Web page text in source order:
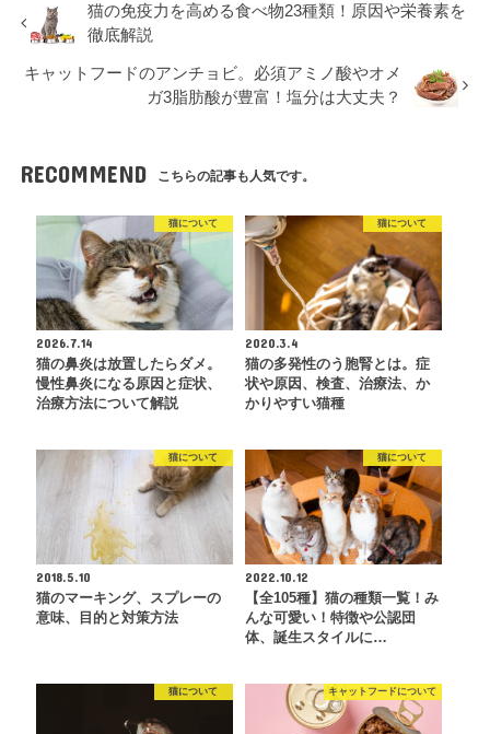
猫の免疫力を高める食べ物23種類！原因や栄養素を
徹底解説
キャットフードのアンチョビ。必須アミノ酸やオメ
ガ3脂肪酸が豊富！塩分は大丈夫？
RECOMMEND こちらの記事も人気です。
猫について
2026.7.14
猫の鼻炎は放置したらダメ。
慢性鼻炎になる原因と症状、
治療方法について解説
猫について
2020.3.4
猫の多発性のう胞腎とは。症
状や原因、検査、治療法、か
かりやすい猫種
猫について
2018.5.10
猫のマーキング、スプレーの
意味、目的と対策方法
猫について
2022.10.12
【全105種】猫の種類一覧！み
んな可愛い！特徴や公認団
体、誕生スタイルに…
猫について キャットフードについて